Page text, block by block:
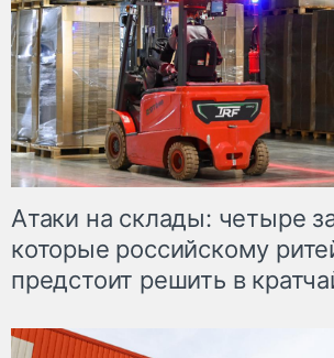
Атаки на склады: четыре
которые российскому
предстоит решить в